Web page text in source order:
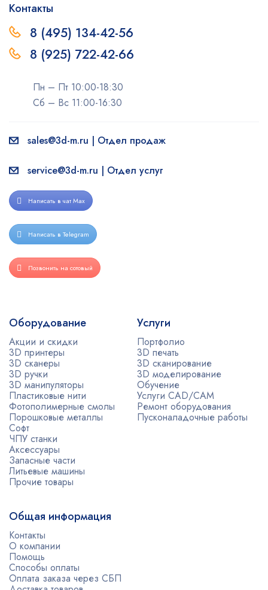
Контакты
8 (495) 134-42-56
8 (925) 722-42-66
Пн – Пт 10:00-18:30
Сб – Вс 11:00-16:30
sales@3d-m.ru | Отдел продаж
service@3d-m.ru | Отдел услуг
Написать в чат Max
Написать в Telegram
Позвонить на сотовый
Оборудование
Акции и скидки
3D принтеры
3D сканеры
3D ручки
3D манипуляторы
Пластиковые нити
Фотополимерные смолы
Порошковые металлы
Софт
ЧПУ станки
Аксессуары
Запасные части
Литьевые машины
Прочие товары
Услуги
Портфолио
3D печать
3D сканирование
3D моделирование
Обучение
Услуги CAD/CAM
Ремонт оборудования
Пусконаладочные работы
Общая информация
Контакты
О компании
Помощь
Способы оплаты
Оплата заказа через СБП